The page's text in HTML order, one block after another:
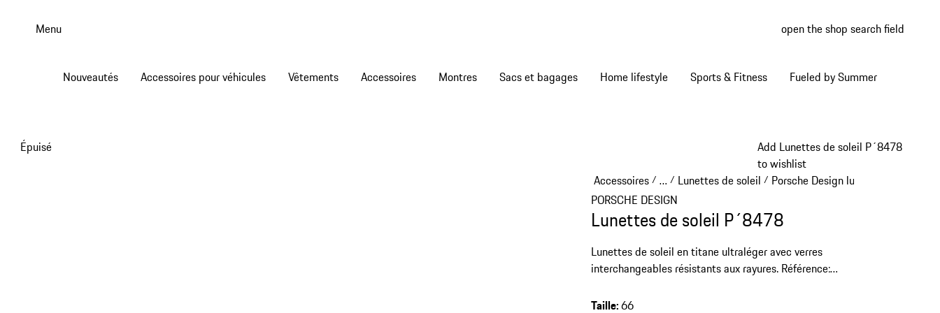
Menu open the shop search field
Nouveautés Accessoires pour véhicules Vêtements Accessoires Montres Sacs et bagages Home lifestyle Sports & Fitness Fueled by Summer
Add Lunettes de soleil P´8478
to wishlist
Épuisé
Accessoires/ …
Reveal collapsed breadcrumb items
/ Lunettes de soleil / Porsche Design lunettes de soleil
PORSCHE DESIGN
Lunettes de soleil P´8478
Lunettes de soleil en titane ultraléger avec verres
interchangeables résistants aux rayures. Référence:
Taille:66